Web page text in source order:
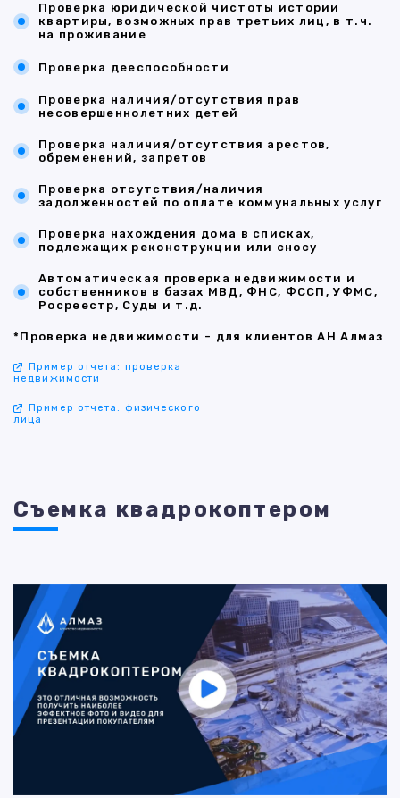
Проверка юридической чистоты истории
квартиры, возможных прав третьих лиц, в т.ч.
на проживание
Проверка дееспособности
Проверка наличия/отсутствия прав
несовершеннолетних детей
Проверка наличия/отсутствия арестов,
обременений, запретов
Проверка отсутствия/наличия
задолженностей по оплате коммунальных услуг
Проверка нахождения дома в списках,
подлежащих реконструкции или сносу
Автоматическая проверка недвижимости и
собственников в базах МВД, ФНС, ФССП, УФМС,
Росреестр, Суды и т.д.
*Проверка недвижимости - для клиентов АН Алмаз
Пример отчета: проверка
недвижимости
Пример отчета: физического
лица
Съемка квадрокоптером